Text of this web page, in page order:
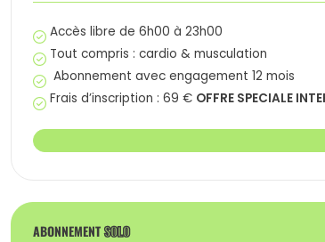
Accès libre de 6h00 à 23h00
Tout compris : cardio & musculation
Abonnement avec engagement 12 mois
Frais d’inscription : 69 € OFFRE SPECIALE
ABONNEMENTSOLO